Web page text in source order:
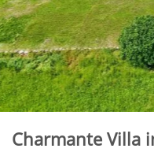
Charmante Villa